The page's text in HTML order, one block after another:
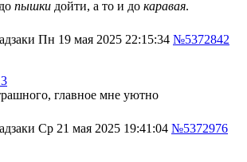
пышки дойти, а то и до каравая.
Пн 19 мая 2025 22:15:34 №5372842
главное мне уютно
Ср 21 мая 2025 19:41:04 №5372976